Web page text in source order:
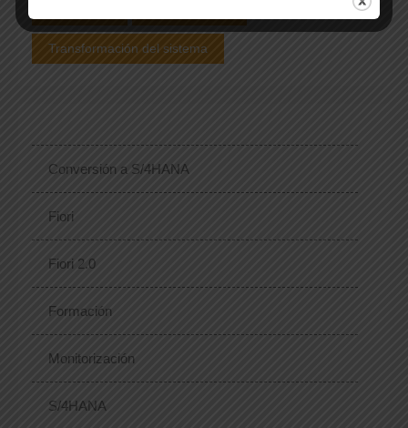
Transformación del sistema
Conversión a S/4HANA
Fiori
Fiori 2.0
Formación
Monitorización
S/4HANA